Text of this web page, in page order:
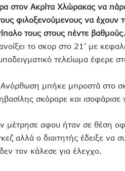
στον Ακρίτα Χλώρακας να
φιλοξενούμενους να έχουν
τους στους πέντε βαθμούς.
το σκορ στο 21’ με
τελείωμα έφερε
μπήκε μπροστά στο
σκόραρε και ισοφάρισε
μέτρησε αφου ήταν σε θέση
αλλά ο διαιτητής έδειξε να
τον κάλεσε για έλεγχο.